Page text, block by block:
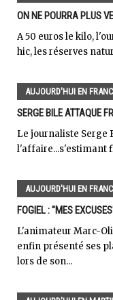
ON NE POURRA PLUS
A 50 euros le kilo,
hic, les réserves
AUJOURD'HUI EN
SERGE BILE ATTAQUE
Le journaliste Serge
l'affaire...s'estimant
AUJOURD'HUI EN
FOGIEL : "MES
L'animateur Marc-
enfin présenté ses
lors de son...